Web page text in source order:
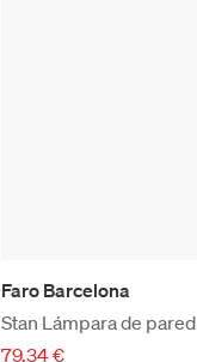
Faro Barcelona
Stan Lámpara de pared
79,34 €